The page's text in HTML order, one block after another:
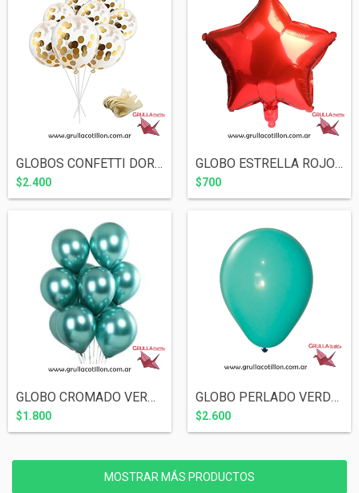
GLOBOS CONFETTI DORADO x5
$2.400
GLOBO ESTRELLA ROJO METALIZADO 18"
$700
GLOBO CROMADO VERDE 10" x10
$1.800
GLOBO PERLADO VERDE AGUA 12" x10
$2.600
MOSTRAR MÁS PRODUCTOS